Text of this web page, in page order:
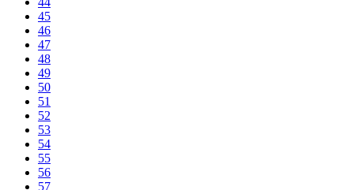
45
46
47
48
49
50
51
52
53
54
55
56
57